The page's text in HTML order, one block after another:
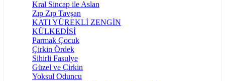
Kral Sincap ile Aslan
Zıp Zıp Tavşan
KATI YÜREKLİ ZENGİN
KÜLKEDİSİ
Parmak Çocuk
Çirkin Ördek
Sihirli Fasulye
Güzel ve Çirkin
Yoksul Oduncu